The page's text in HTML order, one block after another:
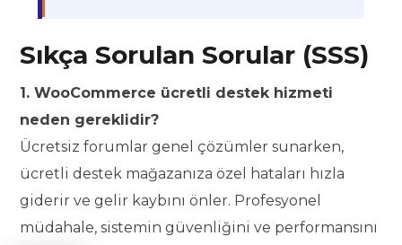
Sıkça Sorulan Sorular (SSS)
1. WooCommerce ücretli destek hizmeti
neden gereklidir?
Ücretsiz forumlar genel çözümler sunarken,
ücretli destek mağazanıza özel hataları hızla
giderir ve gelir kaybını önler. Profesyonel
müdahale, sistemin güvenliğini ve performansını